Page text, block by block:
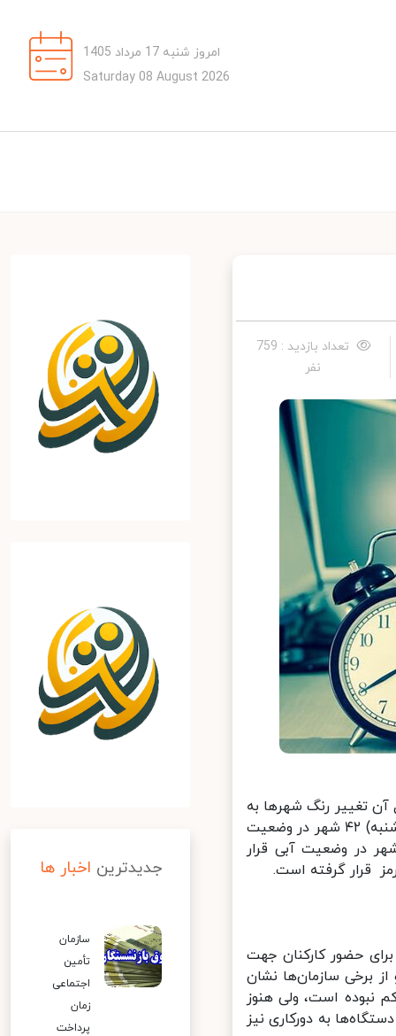
امروز شنبه 17 مرداد 1405
Saturday 08 August 2026
تعداد بازدید : 759
نفر
تغییر رنگ شهرها به
نارنجی و قرمز به سرعت رو به افزایش است؛ به طوری‌که تا روز گذشته(سه شنبه) ۴۲ شهر در وضعیت
در وضعیت نارنجی، ۲۳۰ شهر در وضعیت زرد و تنها ۳۴ شهر در وضعیت آبی قرار
قرار گرفته است.
حضور کارکنان جهت
سازمان‌ها نشان
نبوده است، ولی هنوز
به دورکاری نیز
جدیدترین اخبار ها
سازمان
تأمین
اجتماعی
زمان
پرداخت